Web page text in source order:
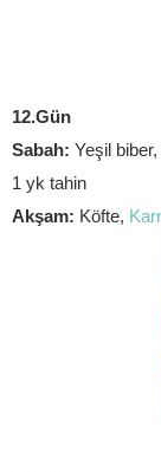
12.Gün
Sabah: Yeşil
1 yk tahin
Akşam: Köfte,